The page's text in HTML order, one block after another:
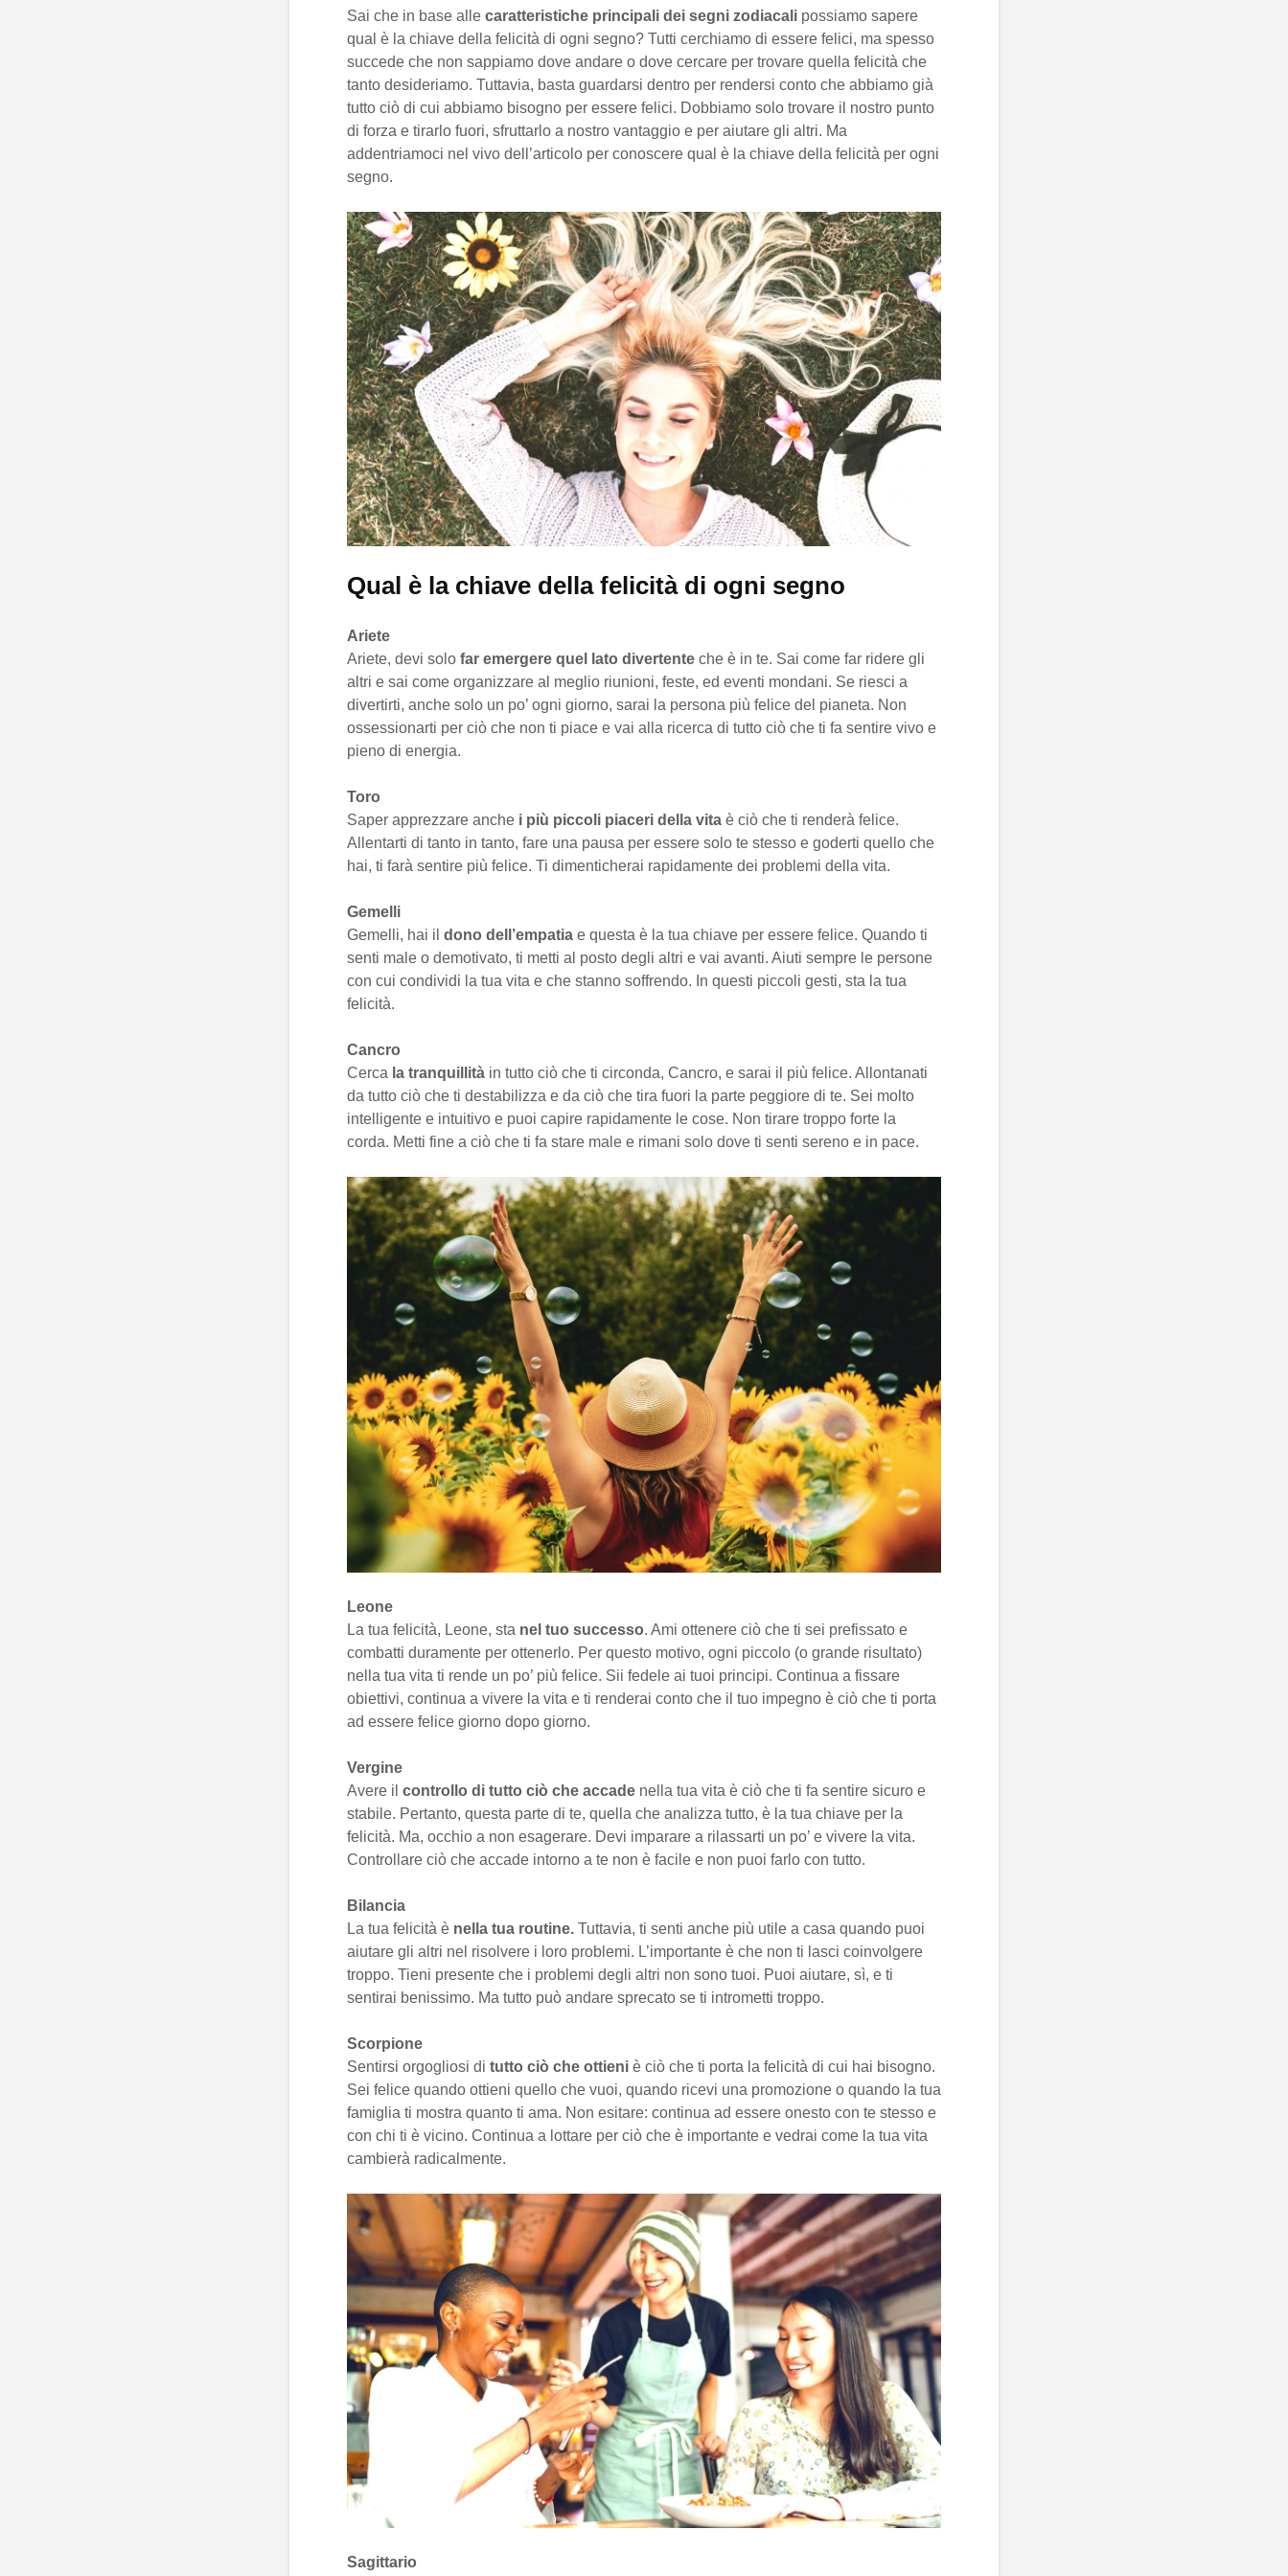
Sai che in base alle caratteristiche principali dei segni zodiacali possiamo sapere
qual è la chiave della felicità di ogni segno? Tutti cerchiamo di essere felici, ma spesso
succede che non sappiamo dove andare o dove cercare per trovare quella felicità che
tanto desideriamo. Tuttavia, basta guardarsi dentro per rendersi conto che abbiamo già
tutto ciò di cui abbiamo bisogno per essere felici. Dobbiamo solo trovare il nostro punto
di forza e tirarlo fuori, sfruttarlo a nostro vantaggio e per aiutare gli altri. Ma
addentriamoci nel vivo dell’articolo per conoscere qual è la chiave della felicità per ogni
segno.
Qual è la chiave della felicità di ogni segno
Ariete
Ariete, devi solo far emergere quel lato divertente che è in te. Sai come far ridere gli
altri e sai come organizzare al meglio riunioni, feste, ed eventi mondani. Se riesci a
divertirti, anche solo un po’ ogni giorno, sarai la persona più felice del pianeta. Non
ossessionarti per ciò che non ti piace e vai alla ricerca di tutto ciò che ti fa sentire vivo e
pieno di energia.
Toro
Saper apprezzare anche i più piccoli piaceri della vita è ciò che ti renderà felice.
Allentarti di tanto in tanto, fare una pausa per essere solo te stesso e goderti quello che
hai, ti farà sentire più felice. Ti dimenticherai rapidamente dei problemi della vita.
Gemelli
Gemelli, hai il dono dell’empatia e questa è la tua chiave per essere felice. Quando ti
senti male o demotivato, ti metti al posto degli altri e vai avanti. Aiuti sempre le persone
con cui condividi la tua vita e che stanno soffrendo. In questi piccoli gesti, sta la tua
felicità.
Cancro
Cerca la tranquillità in tutto ciò che ti circonda, Cancro, e sarai il più felice. Allontanati
da tutto ciò che ti destabilizza e da ciò che tira fuori la parte peggiore di te. Sei molto
intelligente e intuitivo e puoi capire rapidamente le cose. Non tirare troppo forte la
corda. Metti fine a ciò che ti fa stare male e rimani solo dove ti senti sereno e in pace.
Leone
La tua felicità, Leone, sta nel tuo successo. Ami ottenere ciò che ti sei prefissato e
combatti duramente per ottenerlo. Per questo motivo, ogni piccolo (o grande risultato)
nella tua vita ti rende un po’ più felice. Sii fedele ai tuoi principi. Continua a fissare
obiettivi, continua a vivere la vita e ti renderai conto che il tuo impegno è ciò che ti porta
ad essere felice giorno dopo giorno.
Vergine
Avere il controllo di tutto ciò che accade nella tua vita è ciò che ti fa sentire sicuro e
stabile. Pertanto, questa parte di te, quella che analizza tutto, è la tua chiave per la
felicità. Ma, occhio a non esagerare. Devi imparare a rilassarti un po’ e vivere la vita.
Controllare ciò che accade intorno a te non è facile e non puoi farlo con tutto.
Bilancia
La tua felicità è nella tua routine. Tuttavia, ti senti anche più utile a casa quando puoi
aiutare gli altri nel risolvere i loro problemi. L’importante è che non ti lasci coinvolgere
troppo. Tieni presente che i problemi degli altri non sono tuoi. Puoi aiutare, sì, e ti
sentirai benissimo. Ma tutto può andare sprecato se ti intrometti troppo.
Scorpione
Sentirsi orgogliosi di tutto ciò che ottieni è ciò che ti porta la felicità di cui hai bisogno.
Sei felice quando ottieni quello che vuoi, quando ricevi una promozione o quando la tua
famiglia ti mostra quanto ti ama. Non esitare: continua ad essere onesto con te stesso e
con chi ti è vicino. Continua a lottare per ciò che è importante e vedrai come la tua vita
cambierà radicalmente.
Sagittario